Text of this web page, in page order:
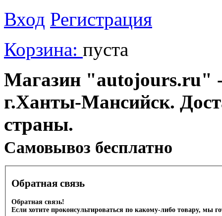
Вход Регистрация
Корзина: пуста
Магазин "autojours.ru" -
г.Ханты-Мансийск.
страны.
Cамовывоз бесплатно
Обратная связь
Обратная связь!
Если хотите проконсультироваться по какому-либо товару, мы